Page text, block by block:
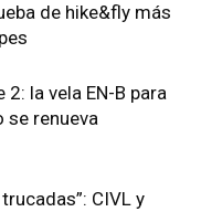
de hike&fly más
2: la vela EN-B para
se renueva
CIVL y